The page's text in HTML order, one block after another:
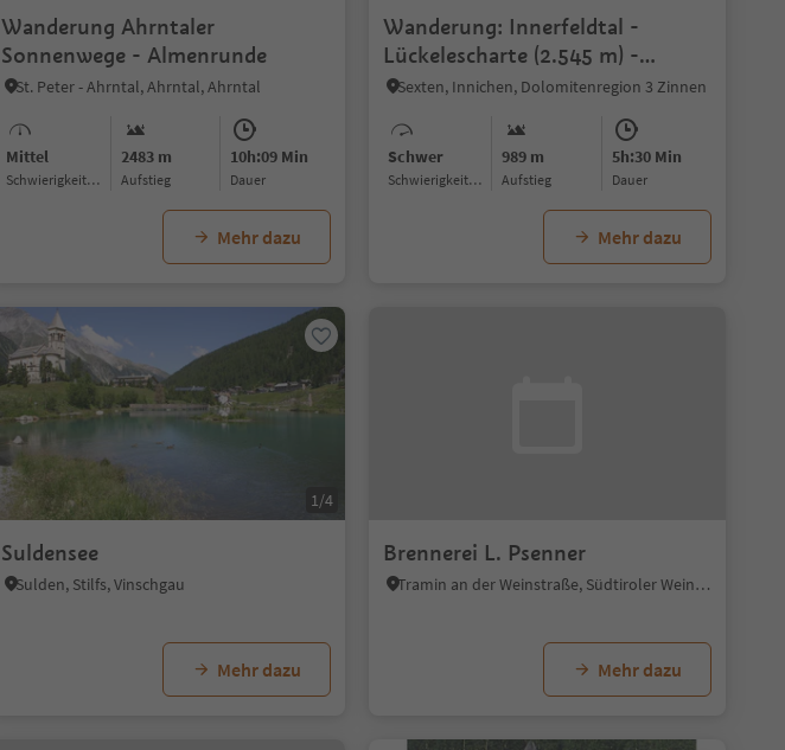
Wanderung Ahrntaler
Sonnenwege - Almenrunde
St. Peter - Ahrntal, Ahrntal, Ahrntal
Mittel
Schwierigkeitsgrad
2483 m
Aufstieg
10h:09 Min
Dauer
Mehr dazu
Wanderung: Innerfeldtal -
Lückelescharte (2.545 m) -
Höhlensteintal
Sexten, Innichen, Dolomitenregion 3 Zinnen
Schwer
Schwierigkeitsgrad
989 m
Aufstieg
5h:30 Min
Dauer
Mehr dazu
1/4
Suldensee
Sulden, Stilfs, Vinschgau
Mehr dazu
Brennerei L. Psenner
Tramin an der Weinstraße, Südtiroler Weinstraße
Mehr dazu